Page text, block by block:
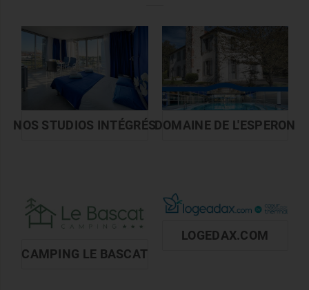
NOS STUDIOS INTÉGRÉSDOMAINE DE L'ESPERON
CAMPING LE BASCAT
LOGEDAX.COM